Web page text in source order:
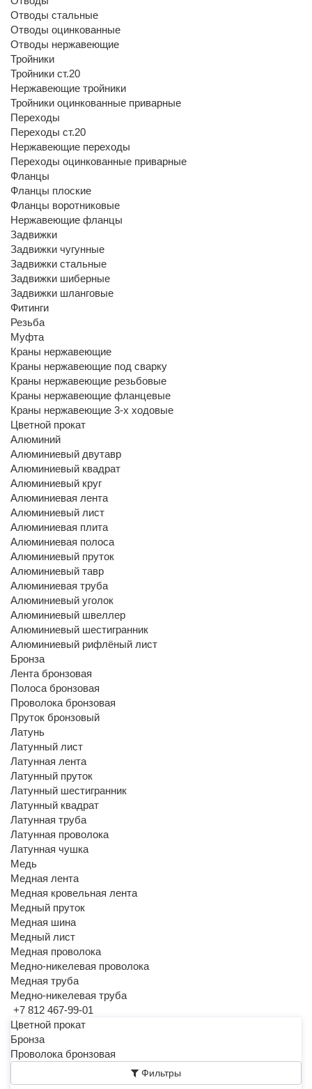
Отводы стальные
Отводы оцинкованные
Отводы нержавеющие
Тройники
Тройники ст.20
Нержавеющие тройники
Тройники оцинкованные приварные
Переходы
Переходы ст.20
Нержавеющие переходы
Переходы оцинкованные приварные
Фланцы
Фланцы плоские
Фланцы воротниковые
Нержавеющие фланцы
Задвижки
Задвижки чугунные
Задвижки стальные
Задвижки шиберные
Задвижки шланговые
Фитинги
Резьба
Муфта
Краны нержавеющие
Краны нержавеющие под сварку
Краны нержавеющие резьбовые
Краны нержавеющие фланцевые
Краны нержавеющие 3-х ходовые
Цветной прокат
Алюминий
Алюминиевый двутавр
Алюминиевый квадрат
Алюминиевый круг
Алюминиевая лента
Алюминиевый лист
Алюминиевая плита
Алюминиевая полоса
Алюминиевый пруток
Алюминиевый тавр
Алюминиевая труба
Алюминиевый уголок
Алюминиевый швеллер
Алюминиевый шестигранник
Алюминиевый рифлёный лист
Бронза
Лента бронзовая
Полоса бронзовая
Проволока бронзовая
Пруток бронзовый
Латунь
Латунный лист
Латунная лента
Латунный пруток
Латунный шестигранник
Латунный квадрат
Латунная труба
Латунная проволока
Латунная чушка
Медь
Медная лента
Медная кровельная лента
Медный пруток
Медная шина
Медный лист
Медная проволока
Медно-никелевая проволока
Медная труба
Медно-никелевая труба
+7 812 467-99-01
Цветной прокат
Бронза
Проволока бронзовая
Фильтры